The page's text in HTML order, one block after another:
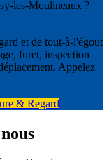
les-Moulineaux ?
et de tout-à-l'égout
furet, inspection
Appelez
& Regard